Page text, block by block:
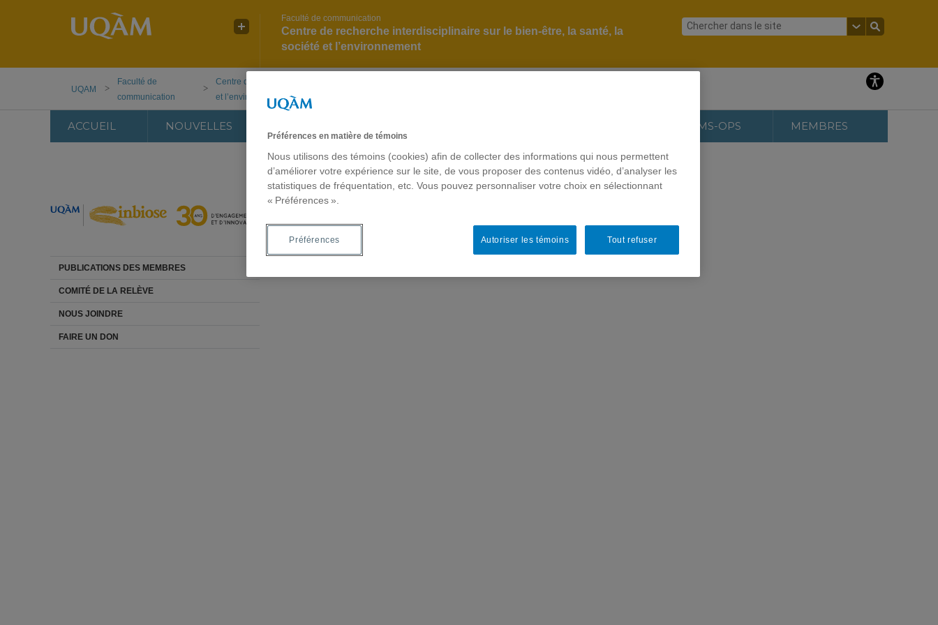
Faculté de communication
Centre de recherche interdisciplinaire sur le bien-être, la santé, la
société et l’environnement
UQAM
Faculté de
communication
Centre de recherche interdisciplinaire sur le bien-être, la santé, la société
et l’environnement
ACCUEIL NOUVELLES CENTRE OMS-OPS MEMBRES
PUBLICATIONS DES MEMBRES
COMITÉ DE LA RELÈVE
NOUS JOINDRE
FAIRE UN DON
Nouvelles
CENTRE COLLABORATEUR OMS/OPS | 2025-2029
Préférences en matière de témoins
Nous utilisons des témoins (cookies) afin de collecter des informations qui nous permettent
d’améliorer votre expérience sur le site, de vous proposer des contenus vidéo, d’analyser les
statistiques de fréquentation, etc. Vous pouvez personnaliser votre choix en sélectionnant
« Préférences ».
Tout refuser
Autoriser les témoins
Préférences